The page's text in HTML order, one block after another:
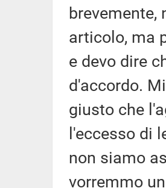
brevemente,
articolo, ma
e devo dire
d'accordo.
giusto che
l'eccesso di
non siamo
vorremmo